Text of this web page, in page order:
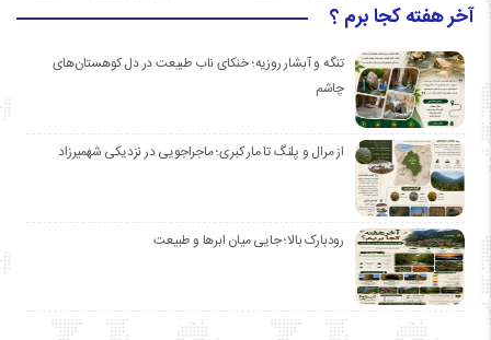
آخر هفته کجا برم ؟
تنگه و آبشار روزیه؛ خنکای ناب طبیعت در دل کوهستان‌های
چاشم
از مرال و پلنگ تا مار کبری؛ ماجراجویی در نزدیکی شهمیرزاد
رودبارک بالا؛ جایی میان ابرها و طبیعت